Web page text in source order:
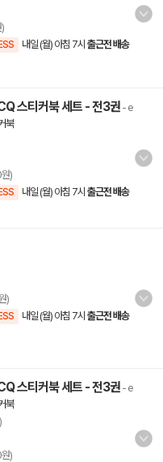
내일 (월) 아침 7시 출근전 배송
스티커북 세트 - 전3권 - e
북
)
내일 (월) 아침 7시 출근전 배송
)
내일 (월) 아침 7시 출근전 배송
스티커북 세트 - 전3권 - e
북
)